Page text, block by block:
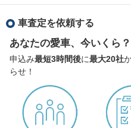
車査定を依頼する
あなたの愛車、今いくら？
申込み最短3時間後に最大20社
らせ！